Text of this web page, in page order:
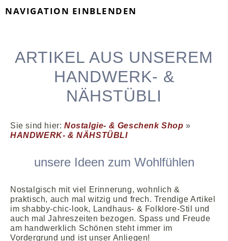
NAVIGATION EINBLENDEN
ARTIKEL AUS UNSEREM
HANDWERK- &
NÄHSTÜBLI
Sie sind hier: Nostalgie- & Geschenk Shop »
HANDWERK- & NÄHSTÜBLI
unsere Ideen zum Wohlfühlen
Nostalgisch mit viel Erinnerung, wohnlich &
praktisch, auch mal witzig und frech. Trendige Artikel
im shabby-chic-look, Landhaus- & Folklore-Stil und
auch mal Jahreszeiten bezogen. Spass und Freude
am handwerklich Schönen steht immer im
Vordergrund und ist unser Anliegen!